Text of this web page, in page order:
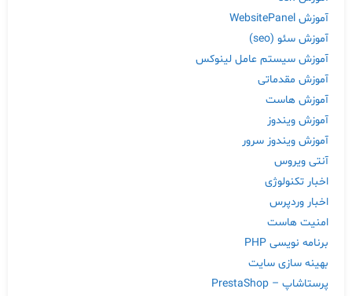
آموزش WebsitePanel
آموزش سئو (seo)
آموزش سیستم عامل لینوکس
آموزش مقدماتی
آموزش هاست
آموزش ویندوز
آموزش ویندوز سرور
آنتی ویروس
اخبار تکنولوژی
اخبار وردپرس
امنیت هاست
برنامه نویسی PHP
بهینه سازی سایت
پرستاشاپ – PrestaShop